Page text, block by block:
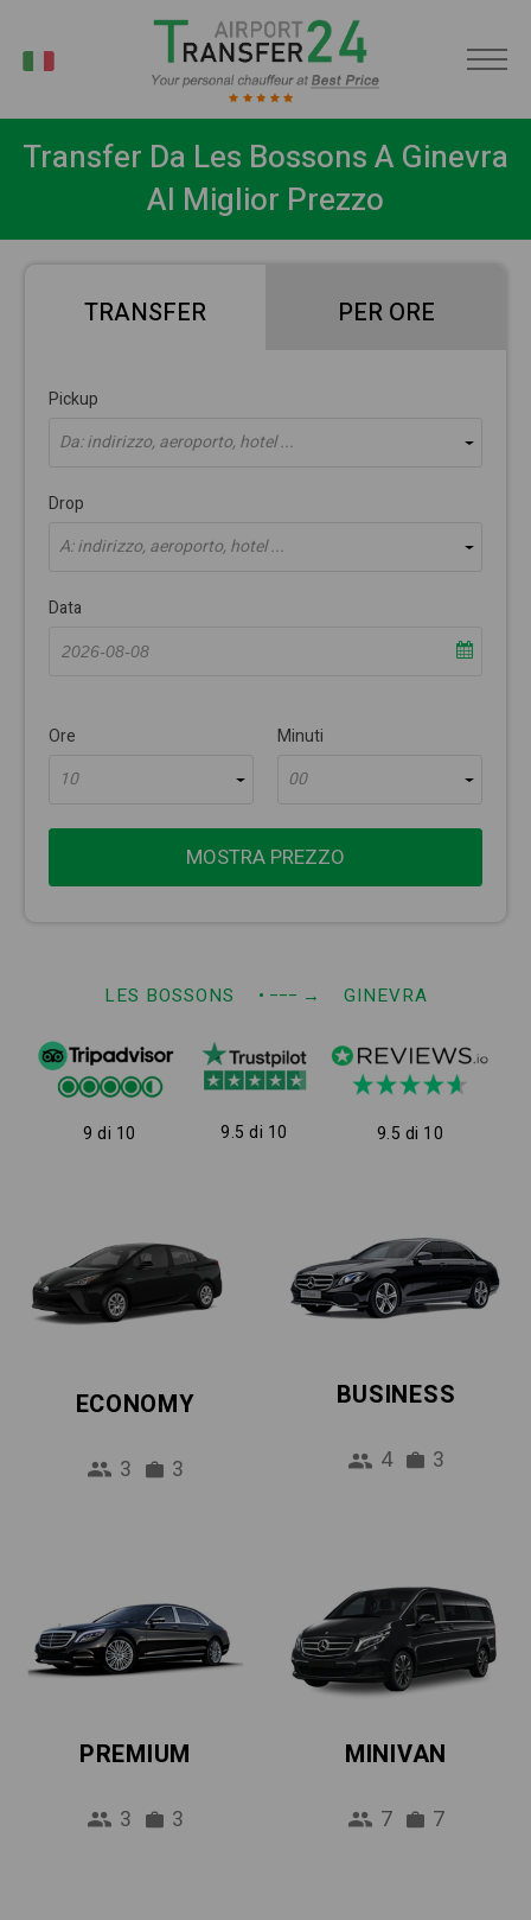
Transfer Da Les Bossons A Ginevra
Al Miglior Prezzo
TRANSFER PER ORE
Pickup
Da: indirizzo, aeroporto, hotel ...
Drop
A: indirizzo, aeroporto, hotel ...
Data
Ore
10
Minuti
00
MOSTRA PREZZO
LES BOSSONS • −−− → GINEVRA
9 di 10 9.5 di 10 9.5 di 10
ECONOMY
3 3
BUSINESS
4 3
PREMIUM
3 3
MINIVAN
7 7